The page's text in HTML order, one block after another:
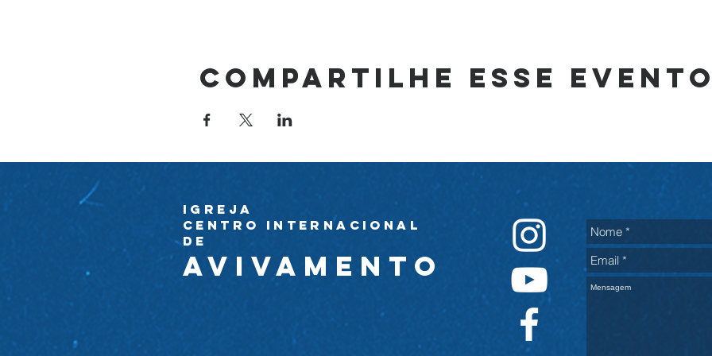
Compartilhe esse
Igreja
Centro Internacional
de
avivamento